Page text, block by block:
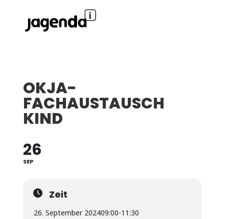
OKJA-
FACHAUSTAUSCH
KIND
26
SEP
Zeit
26. September 202409:00-11:30